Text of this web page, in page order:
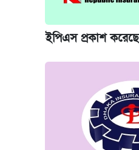
ইপিএস প্রকাশ করেছে